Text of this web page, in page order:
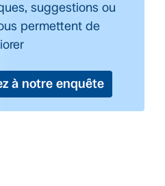
suggestions ou
permettent de
à notre enquête